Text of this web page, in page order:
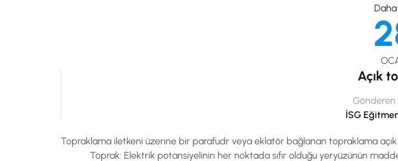
Daha
Açık
Gönderen
İSG
Topraklama iletkeni üzerine bir parafudr veya eklatör bağlanan topraklama açık
Toprak: Elektrik potansiyelinin her noktada sıfır olduğu yeryüzünün